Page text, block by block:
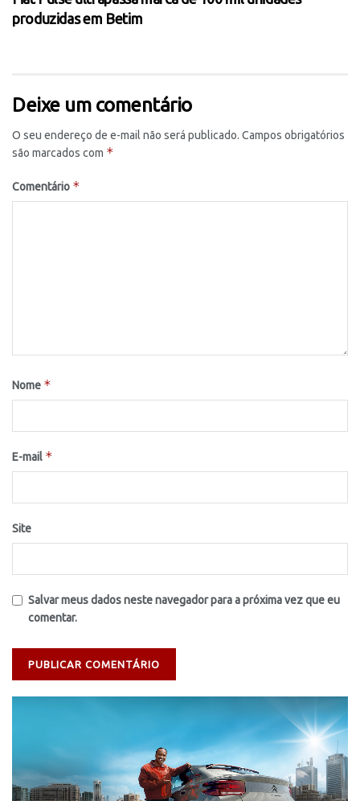
produzidas em Betim
Deixe um comentário
O seu endereço de e-mail não será publicado. Campos obrigatórios
são marcados com *
Comentário *
Nome *
E-mail *
Site
Salvar meus dados neste navegador para a próxima vez que eu
comentar.